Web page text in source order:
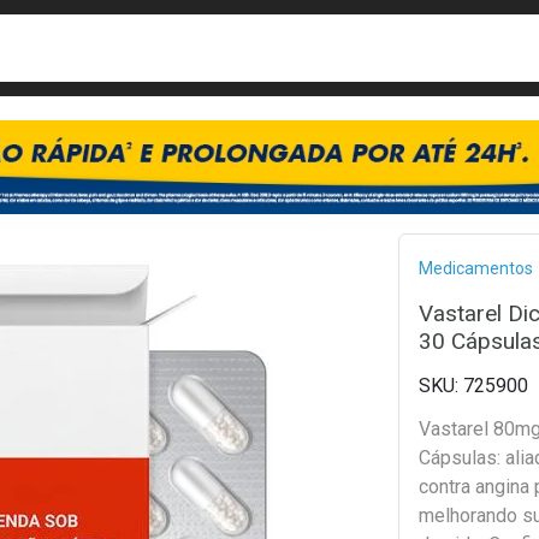
Medicamentos
Vastarel
30
725900
Vastarel
Cápsulas:
contra angina
melhorando